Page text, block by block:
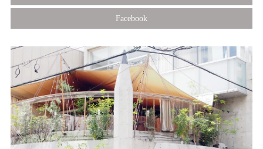
Facebook